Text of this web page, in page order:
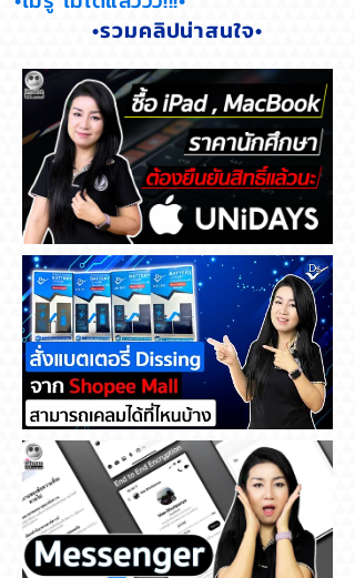
•รวมคลิปน่าสนใจ•
ซื้อ iPad , MacBook ราคา
นักศึกษา ต้องยืนยันสิทธิ์แล้วนะ
สั่งแบตเตอรี่ Dissing จาก
Shopee Mall สามารถเคลมได้ที่
ไหนบ้าง